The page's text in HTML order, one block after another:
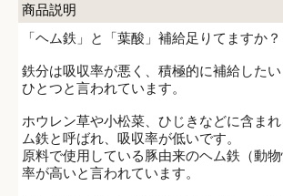
商品説明
「ヘム鉄」と「葉酸」補給足りてますか？
鉄分は吸収率が悪く、積極的に補給した
ひとつと言われています。
ホウレン草や小松菜、ひじきなどに含ま
ム鉄と呼ばれ、吸収率が低いです。
原料で使用している豚由来のヘム鉄（動
率が高いと言われています。